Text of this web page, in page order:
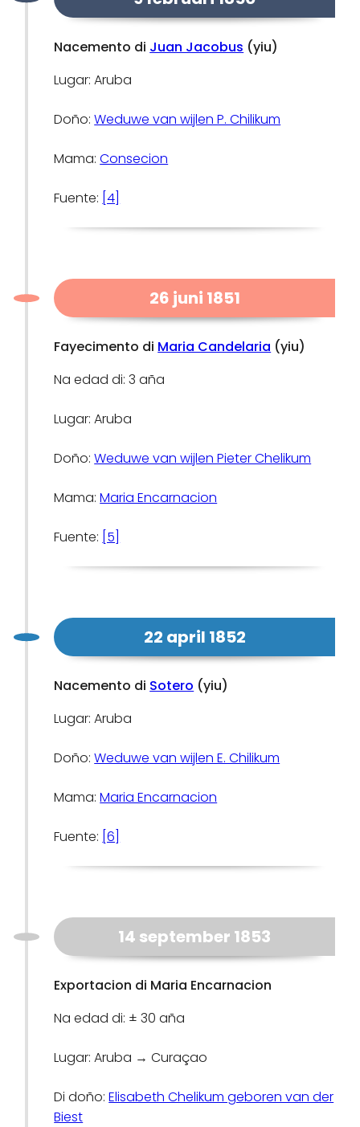
Nacemento di Juan Jacobus (yiu)
Lugar: Aruba
Doño:Weduwe van wijlen P. Chilikum
Mama:Consecion
Fuente: [4]
26 juni 1851
Fayecimento di Maria Candelaria (yiu)
Na edad di: 3 aña
Lugar: Aruba
Doño:Weduwe van wijlen Pieter Chelikum
Mama:Maria Encarnacion
Fuente: [5]
22 april 1852
Nacemento di Sotero (yiu)
Lugar: Aruba
Doño:Weduwe van wijlen E. Chilikum
Mama:Maria Encarnacion
Fuente: [6]
14 september 1853
Exportacion di Maria Encarnacion
Na edad di: ± 30 aña
Lugar: Aruba → Curaçao
Di doño:Elisabeth Chelikum geboren van der
Biest